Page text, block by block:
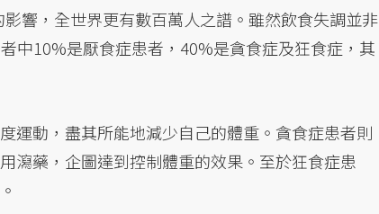
響，全世界更有數百萬人之譜。雖然飲食失調並非
中10%是厭食症患者，40%是貪食症及狂食症，其
運動，盡其所能地減少自己的體重。貪食症患者則
瀉藥，企圖達到控制體重的效果。至於狂食症患